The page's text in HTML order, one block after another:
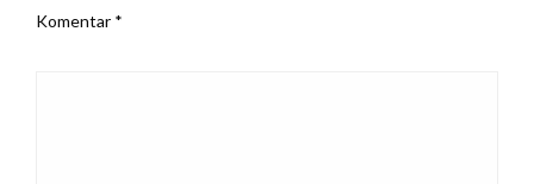
Komentar *